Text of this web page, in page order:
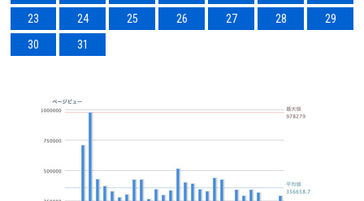
23
24 25 26 27 28
29
30
31